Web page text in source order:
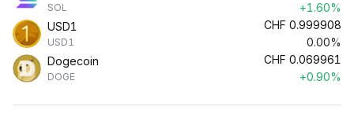
SOL
+1.60%
USD1
USD1
CHF 0.999908
0.00%
Dogecoin
DOGE
CHF 0.069961
+0.90%